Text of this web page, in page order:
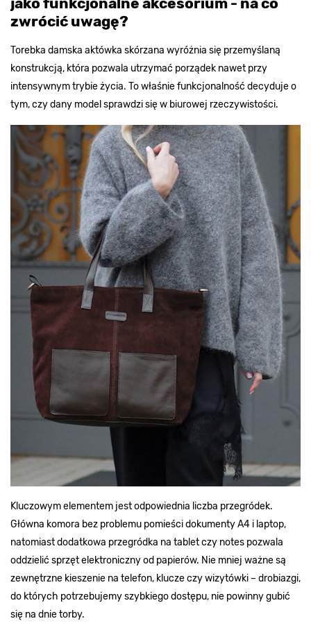
zwrócić uwagę?
Torebka damska aktówka skórzana wyróżnia się przemyślaną
konstrukcją, która pozwala utrzymać porządek nawet przy
intensywnym trybie życia. To właśnie funkcjonalność decyduje o
tym, czy dany model sprawdzi się w biurowej rzeczywistości.
Kluczowym elementem jest odpowiednia liczba przegródek.
Główna komora bez problemu pomieści dokumenty A4 i laptop,
natomiast dodatkowa przegródka na tablet czy notes pozwala
oddzielić sprzęt elektroniczny od papierów. Nie mniej ważne są
zewnętrzne kieszenie na telefon, klucze czy wizytówki – drobiazgi,
do których potrzebujemy szybkiego dostępu, nie powinny gubić
się na dnie torby.